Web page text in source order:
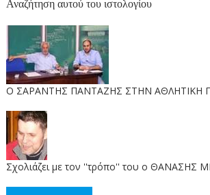
Αναζήτηση αυτού του ιστολογίου
O ΣΑΡΑΝΤΗΣ ΠΑΝΤΑΖΗΣ ΣΤΗΝ ΑΘΛΗΤΙΚΗ
Σχολιάζει με τον ''τρόπο'' του ο ΘΑΝΑΣΗΣ